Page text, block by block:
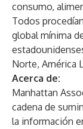
consumo,
Todos
global mínima
Norte, América
Acerca de:
Manhattan
cadena de
la información